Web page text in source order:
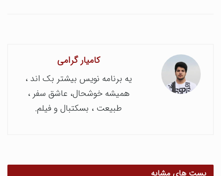
کامیار گرامی
یه برنامه نویس بیشتر بک اند ،
همیشه خوشحال، عاشق سفر ،
طبیعت ، بسکتبال و فیلم.
پست های مشابه